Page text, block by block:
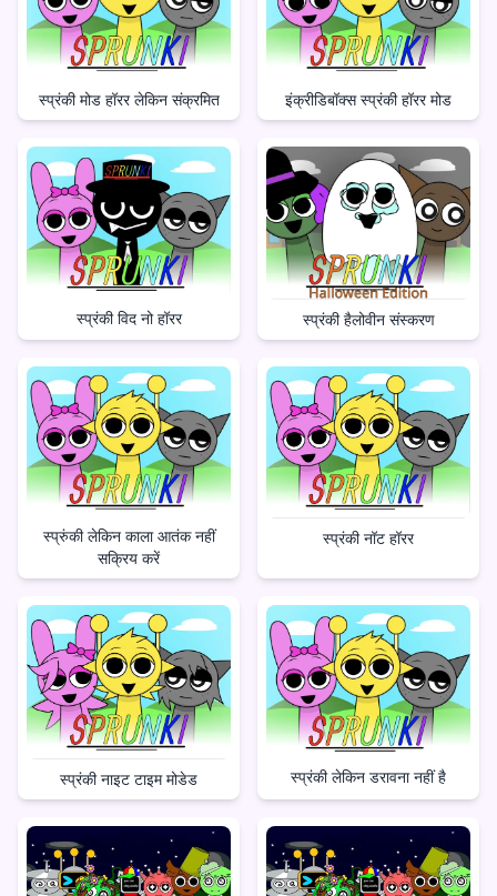
स्प्रंकी मोड हॉरर लेकिन संक्रमित इंक्रीडिबॉक्स स्प्रंकी हॉरर मोड
स्प्रंकी विद नो हॉरर स्प्रंकी हैलोवीन संस्करण
स्प्रुंकी लेकिन काला आतंक नहीं
सक्रिय करें
स्प्रंकी नॉट हॉरर
स्प्रंकी नाइट टाइम मोडेड स्प्रंकी लेकिन डरावना नहीं है